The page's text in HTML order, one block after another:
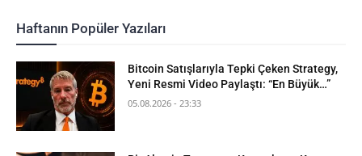
Haftanın Popüler Yazıları
Bitcoin Satışlarıyla Tepki Çeken Strategy,
Yeni Resmi Video Paylaştı: “En Büyük…”
05.08.2026 - 23:33